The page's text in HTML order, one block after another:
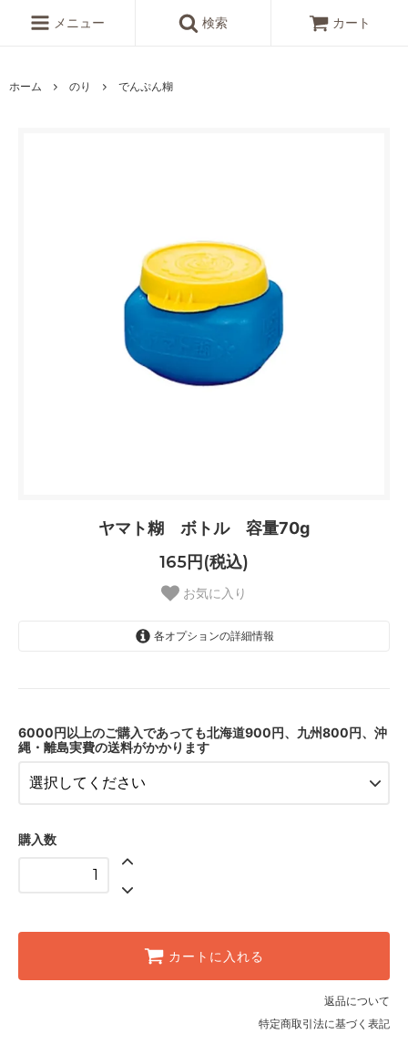
メニュー 検索 カート
ホーム のり でんぷん糊
ヤマト糊 ボトル 容量70g
165円(税込)
お気に入り
各オプションの詳細情報
6000円以上のご購入であっても北海道900円、九州800円、沖
縄・離島実費の送料がかかります
購入数
カートに入れる
返品について
特定商取引法に基づく表記